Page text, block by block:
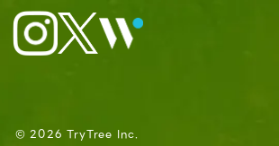
© 2026 TryTree Inc.